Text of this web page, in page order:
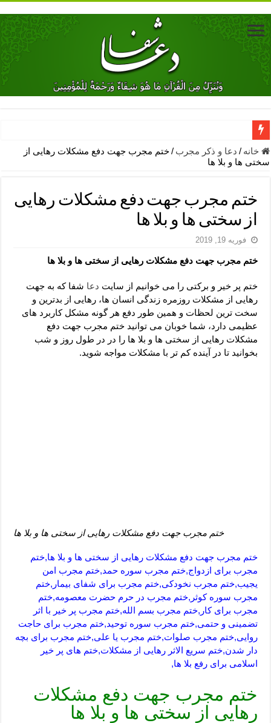
دعای جلب محبت فوری معشوق – دعای جلب محبت شوهر
دعای مشکل گشا برای رفع فقر – ذکرهای روزی‌ بخش
معجزات دعای یا من اظهر الجمیل – دعای یا من اظهر الجمیل برای
مهم ترین اذکار الهی و فضیلت آن ها – ذکر مخصوص مستجاب الدعوه
دعا برای ترس بچه ها در خواب – دعای ترس و بی خوابی کودکان
لا حول ولا قوة الا بالله برای چشم زخم – دعای چشم زخم ماشاالله
دعای قوی رفع ترس – دعای مجرب برای آرامش قلب و رفع اضطراب
دعا برای پولدار شدن در یک روز – دعای ثروت حضرت سلیمان
خانه / دعا و ذکر مجرب /ختم مجرب جهت دفع مشکلات رهایی از
سختی ها و بلا ها
ختم مجرب جهت دفع مشکلات رهایی
از سختی ها و بلا ها
فوریه 19, 2019
ختم مجرب جهت دفع مشکلات رهایی از سختی ها و بلا ها
ختم پر خیر و برکتی را می خوانیم از سایت دعا شفا که به جهت
رهایی از مشکلات روزمره زندگی انسان ها، رهایی از بدترین و
سخت ترین لحظات و همین طور دفع هر گونه مشکل کاربرد های
عظیمی دارد، شما خوبان می توانید ختم مجرب جهت دفع
مشکلات رهایی از سختی ها و بلا ها را در در طول روز و شب
بخوانید تا در آینده کم تر با مشکلات مواجه شوید.
ختم مجرب جهت دفع مشکلات رهایی از سختی ها و بلا ها
ختم مجرب جهت دفع مشکلات رهایی از سختی ها و بلا ها,ختم
مجرب برای ازدواج,ختم مجرب سوره حمد,ختم مجرب امن
یجیب,ختم مجرب نخودکی,ختم مجرب برای شفای بیمار,ختم
مجرب سوره کوثر,ختم مجرب در حرم حضرت معصومه,ختم
مجرب برای کار,ختم مجرب بسم الله,ختم مجرب پر خیر با اثر
تضمینی و حتمی,ختم مجرب سوره توحید,ختم مجرب برای حاجت
روایی,ختم مجرب صلوات,ختم مجرب یا علی,ختم مجرب برای بچه
دار شدن,ختم سریع الاثر رهایی از مشکلات,ختم های پر خیر
اسلامی برای رفع بلا ها,
ختم مجرب جهت دفع مشکلات
رهایی از سختی ها و بلا ها